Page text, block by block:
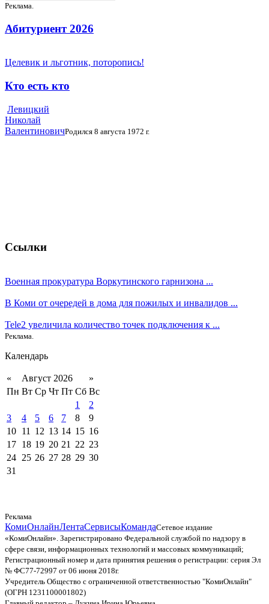
Реклама.
Абитуриент 2026
Целевик и льготник, поторопись!
Кто есть кто
Левицкий
Николай
ВалентиновичРодился 8 августа 1972 г.
Ссылки
Военная прокуратура Воркутинского гарнизона ...
В Коми от очередей в дома для пожилых и инвалидов ...
Tele2 увеличила количество точек подключения к ...
Реклама.
Календарь
« Август 2026
»
Пн Вт Ср Чт Пт Сб Вс
1
2
3
4 5 6 7 8
9
10 11 12 13 14 15 16
17 18 19 20 21 22 23
24 25 26 27 28 29 30
31
Реклама
КомиОнлайнЛентаСервисыКомандаСетевое издание
«КомиОнлайн». Зарегистрировано Федеральной службой по надзору в
сфере связи, информационных технологий и массовых коммуникаций;
Регистрационный номер и дата принятия решения о регистрации: серия Эл
№ ФС77-72997 от 06 июня 2018г.
Учредитель Общество с ограниченной ответственностью "КомиОнлайн"
(ОГРН 1231100001802)